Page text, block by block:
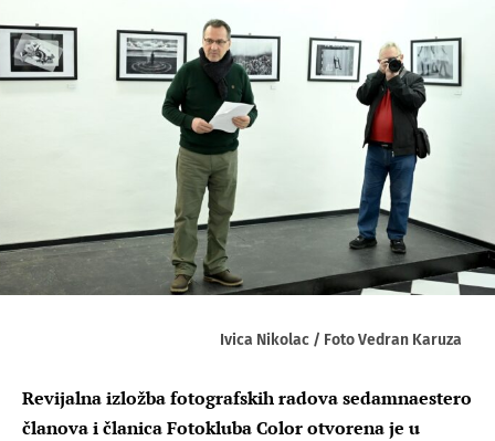
Ivica Nikolac / Foto Vedran Karuza
Revijalna izložba fotografskih radova sedamnaestero
članova i članica Fotokluba Color otvorena je u